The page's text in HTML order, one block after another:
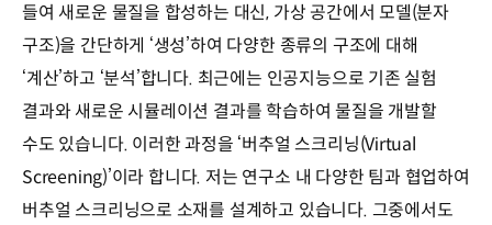
들여 새로운 물질을 합성하는 대신, 가상 공간에서 모델(분자
구조)을 간단하게 ‘생성’하여 다양한 종류의 구조에 대해
‘계산’하고 ‘분석’합니다. 최근에는 인공지능으로 기존 실험
결과와 새로운 시뮬레이션 결과를 학습하여 물질을 개발할
수도 있습니다. 이러한 과정을 ‘버추얼 스크리닝(Virtual
Screening)’이라 합니다. 저는 연구소 내 다양한 팀과 협업하여
버추얼 스크리닝으로 소재를 설계하고 있습니다. 그중에서도